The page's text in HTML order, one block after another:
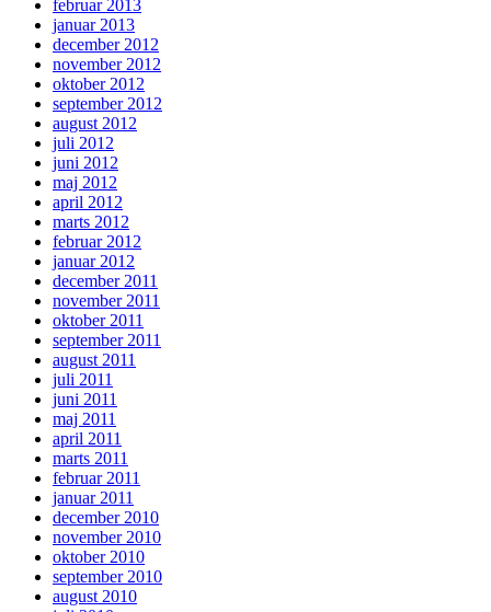
februar 2013
januar 2013
december 2012
november 2012
oktober 2012
september 2012
august 2012
juli 2012
juni 2012
maj 2012
april 2012
marts 2012
februar 2012
januar 2012
december 2011
november 2011
oktober 2011
september 2011
august 2011
juli 2011
juni 2011
maj 2011
april 2011
marts 2011
februar 2011
januar 2011
december 2010
november 2010
oktober 2010
september 2010
august 2010